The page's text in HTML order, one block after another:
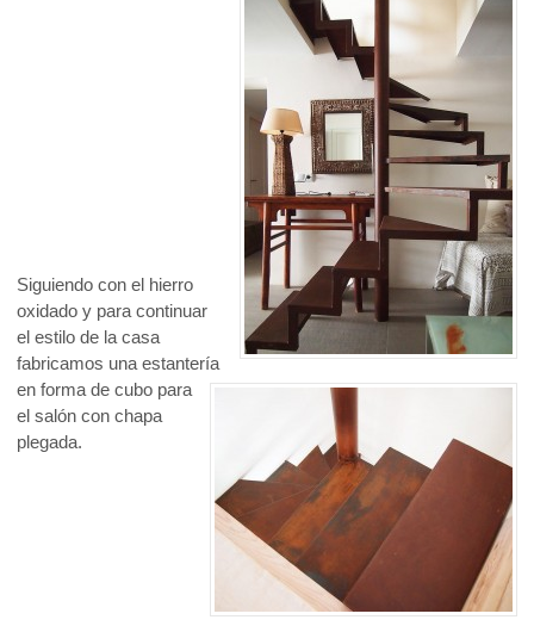
Siguiendo con el hierro
oxidado y para continuar
el estilo de la casa
fabricamos una estantería
en forma de cubo para
el salón con chapa
plegada.